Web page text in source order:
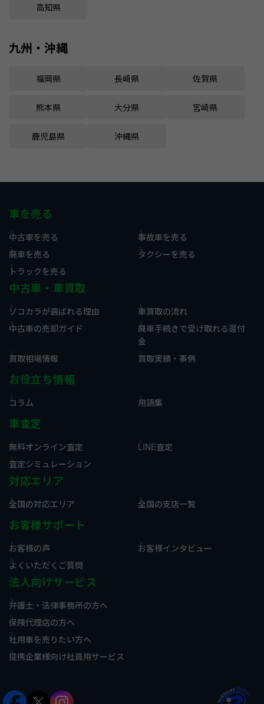
高知県
九州・沖縄
福岡県 長崎県 佐賀県
熊本県 大分県 宮崎県
鹿児島県 沖縄県
車を売る
中古車を売る
事故車を売る
廃車を売る
タクシーを売る
トラックを売る
中古車・車買取
ソコカラが選ばれる理由
車買取の流れ
中古車の売却ガイド
廃車手続きで受け取れる還付
金
買取相場情報
買取実績・事例
お役立ち情報
コラム 用語集
車査定
無料オンライン査定
LINE査定
査定シミュレーション
対応エリア
全国の対応エリア 全国の支店一覧
お客様サポート
お客様の声
お客様インタビュー
よくいただくご質問
法人向けサービス
弁護士・法律事務所の方へ
保険代理店の方へ
社用車を売りたい方へ
提携企業様向け社員用サービス